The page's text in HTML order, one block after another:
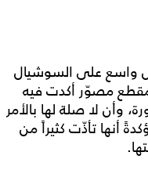
واسع على السوشيال
مقطع مصوّر أكدت فيه
وأن لا صلة لها بالأمر
أنها تأذّت كثيراً من